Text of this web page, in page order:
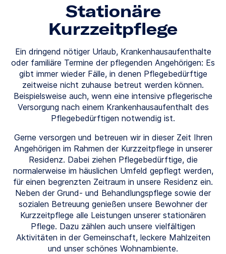
Stationäre
Kurzzeitpflege
Ein dringend nötiger Urlaub, Krankenhausaufenthalte
oder familiäre Termine der pflegenden Angehörigen: Es
gibt immer wieder Fälle, in denen Pflegebedürftige
zeitweise nicht zuhause betreut werden können.
Beispielsweise auch, wenn eine intensive pflegerische
Versorgung nach einem Krankenhausaufenthalt des
Pflegebedürftigen notwendig ist.
Gerne versorgen und betreuen wir in dieser Zeit Ihren
Angehörigen im Rahmen der Kurzzeitpflege in unserer
Residenz. Dabei ziehen Pflegebedürftige, die
normalerweise im häuslichen Umfeld gepflegt werden,
für einen begrenzten Zeitraum in unsere Residenz ein.
Neben der Grund- und Behandlungspflege sowie der
sozialen Betreuung genießen unsere Bewohner der
Kurzzeitpflege alle Leistungen unserer stationären
Pflege. Dazu zählen auch unsere vielfältigen
Aktivitäten in der Gemeinschaft, leckere Mahlzeiten
und unser schönes Wohnambiente.